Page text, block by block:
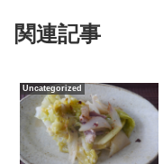
関連記事
Uncategorized